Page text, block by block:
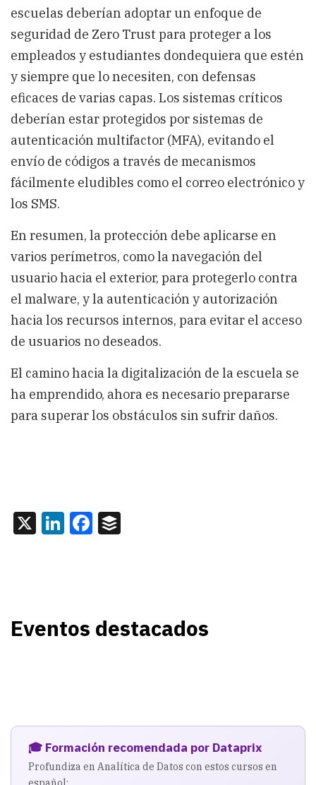
escuelas deberían adoptar un enfoque de
seguridad de Zero Trust para proteger a los
empleados y estudiantes dondequiera que estén
y siempre que lo necesiten, con defensas
eficaces de varias capas. Los sistemas críticos
deberían estar protegidos por sistemas de
autenticación multifactor (MFA), evitando el
envío de códigos a través de mecanismos
fácilmente eludibles como el correo electrónico y
los SMS.
En resumen, la protección debe aplicarse en
varios perímetros, como la navegación del
usuario hacia el exterior, para protegerlo contra
el malware, y la autenticación y autorización
hacia los recursos internos, para evitar el acceso
de usuarios no deseados.
El camino hacia la digitalización de la escuela se
ha emprendido, ahora es necesario prepararse
para superar los obstáculos sin sufrir daños.
X LinkedIn
Facebook
Eventos destacados
🎓 Formación recomendada por Dataprix
Profundiza en Analítica de Datos con estos cursos en